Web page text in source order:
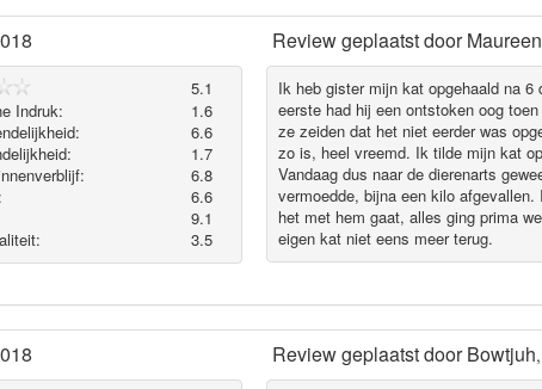
5.1
Indruk:
1.6
6.6
1.7
6.8
6.6
9.1
3.5
Review geplaatst doorMaureen
Ik heb gister mijn kat opgehaald na
eerste had hij een ontstoken oog
ze zeiden dat het niet eerder was
zo is, heel vreemd. Ik tilde mijn kat
Vandaag dus naar de dierenarts
vermoedde, bijna een kilo
het met hem gaat, alles ging prima
eigen kat niet eens meer terug.
Review geplaatst doorBowtjuh,